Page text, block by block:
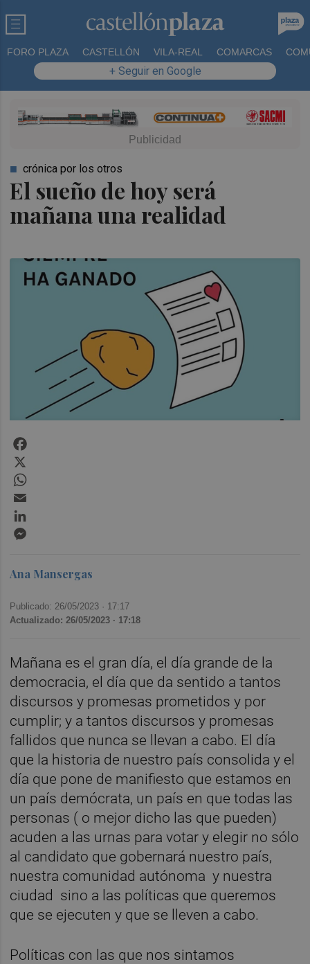
FORO PLAZA CASTELLÓN VILA-REAL COMARCAS
+ Seguir en Google
El sueño de hoy será
mañana una realidad
crónica por los otros
Ana Mansergas
Publicado: 26/05/2023 · 17:17
Actualizado: 26/05/2023 · 17:18
Mañana es el gran día, el día grande de la
democracia, el día que da sentido a tantos
discursos y promesas prometidos y por
cumplir; y a tantos discursos y promesas
fallidos que nunca se llevan a cabo. El día
que la historia de nuestro país consolida y el
día que pone de manifiesto que estamos en
un país demócrata, un país en que todas las
personas ( o mejor dicho las que pueden)
acuden a las urnas para votar y elegir no sólo
al candidato que gobernará nuestro país,
nuestra comunidad autónoma y nuestra
ciudad sino a las políticas que queremos
que se ejecuten y que se lleven a cabo.
Políticas con las que nos sintamos